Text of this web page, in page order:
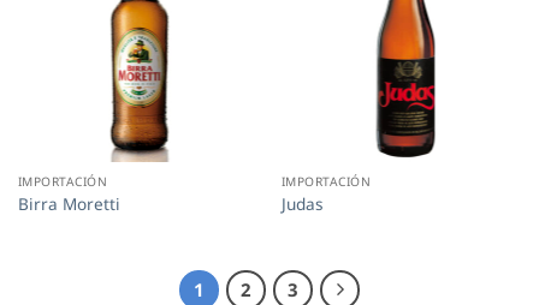
IMPORTACIÓN
Birra Moretti
IMPORTACIÓN
Judas
1 2 3